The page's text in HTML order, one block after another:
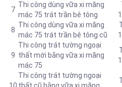
7
Thi công dùng vữa xi măng
mác 75 trát trần bê tông
8
Thi công dùng vữa xi măng
mác 75 trát trần bê tông cũ
9
Thi công trát tường ngoại
thất mới bằng vữa xi măng
mác 75
Thi công trát tường ngoại